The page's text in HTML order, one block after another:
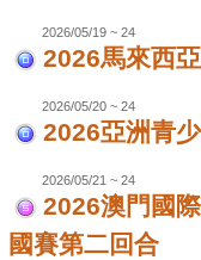
2026/05/19 ~ 24
2026馬來西
2026/05/20 ~ 24
2026亞洲青
2026/05/21 ~ 24
2026澳門國
國賽第二回合